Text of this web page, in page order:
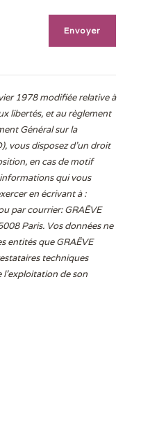
1978 modifiée relative à
libertés, et au règlement
Général sur la
vous disposez d’un droit
en cas de motif
qui vous
en écrivant à :
par courrier: GRAËVE
Paris. Vos données ne
entités que GRAËVE
techniques
l’exploitation de son